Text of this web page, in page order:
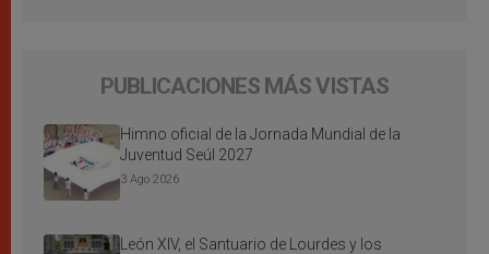
PUBLICACIONES MÁS VISTAS
Himno oficial de la Jornada Mundial de la
Juventud Seúl 2027
3 Ago 2026
León XIV, el Santuario de Lourdes y los